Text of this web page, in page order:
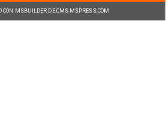
CON MSBUILDER DE CMS-MSPRESS.COM